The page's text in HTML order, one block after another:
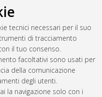
tecnici necessari per il suo
di tracciamento
il tuo consenso.
facoltativi sono usati per
della comunicazione
degli utenti.
la navigazione solo con i
durante la
inScienze e tecnologie
, Documento full-text non
ilThu Aug 6 20:33:53 2026
CEST